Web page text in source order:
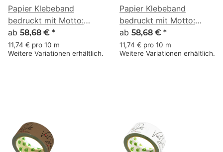
Papier Klebeband
bedruckt mit Motto:
Herzlichen Dank mit
Herz 002 - 50 m braun
ab 58,68 € *
11,74 € pro 10 m
Weitere Variationen erhältlich.
Papier Klebeband
bedruckt mit Motto:
Herzlichen Dank mit
Herz 002 - 50 m weiss
ab 58,68 € *
11,74 € pro 10 m
Weitere Variationen erhältlich.